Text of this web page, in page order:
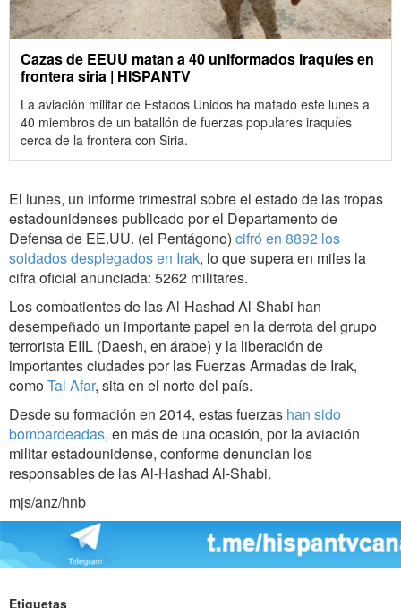
Cazas de EEUU matan a 40 uniformados iraquíes en
frontera siria | HISPANTV
La aviación militar de Estados Unidos ha matado este lunes a
40 miembros de un batallón de fuerzas populares iraquíes
cerca de la frontera con Siria.
El lunes, un informe trimestral sobre el estado de las tropas
estadounidenses publicado por el Departamento de
Defensa de EE.UU. (el Pentágono) cifró en 8892 los
soldados desplegados en Irak, lo que supera en miles la
cifra oficial anunciada: 5262 militares.
Los combatientes de las Al-Hashad Al-Shabi han
desempeñado un importante papel en la derrota del grupo
terrorista EIIL (Daesh, en árabe) y la liberación de
importantes ciudades por las Fuerzas Armadas de Irak,
comoTal Afar, sita en el norte del país.
Desde su formación en 2014, estas fuerzas han sido
bombardeadas, en más de una ocasión, por la aviación
militar estadounidense, conforme denuncian los
responsables de las Al-Hashad Al-Shabi.
mjs/anz/hnb
Etiquetas